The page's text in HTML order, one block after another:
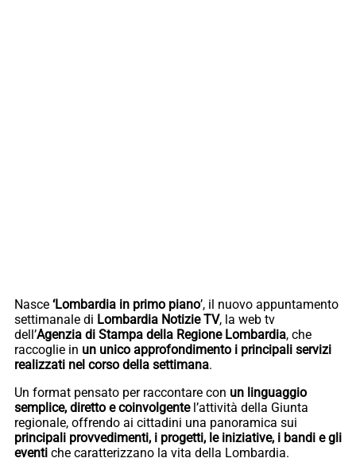
Nasce ‘Lombardia in primo piano’, il nuovo appuntamento
settimanale di Lombardia Notizie TV, la web tv
dell’Agenzia di Stampa della Regione Lombardia, che
raccoglie in un unico approfondimento i principali servizi
realizzati nel corso della settimana.
Un format pensato per raccontare con un linguaggio
semplice, diretto e coinvolgentel’attività della Giunta
regionale, offrendo ai cittadini una panoramica sui
principali provvedimenti, i progetti, le iniziative, i bandi e gli
eventi che caratterizzano la vita della Lombardia.